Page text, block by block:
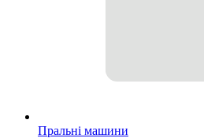
Пральні машини